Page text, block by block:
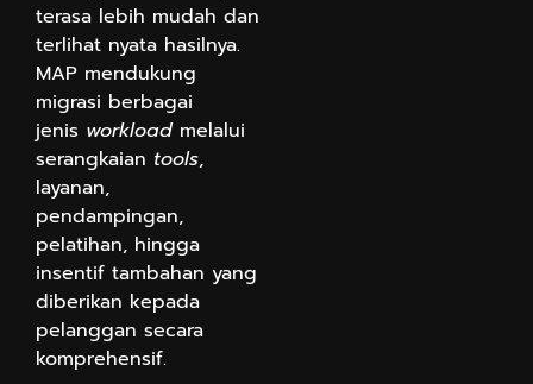
terasa lebih mudah dan
terlihat nyata hasilnya.
MAP mendukung
migrasi berbagai
jenis workloadmelalui
serangkaian tools,
layanan,
pendampingan,
pelatihan, hingga
insentif tambahan yang
diberikan kepada
pelanggan secara
komprehensif.